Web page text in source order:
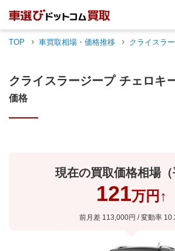
TOP 車買取相場・価格推移 クライスラ
クライスラージープ チェロキ
価格
現在の買取価格相場（
121万円 ↑
前月差 113,000円 / 変動率